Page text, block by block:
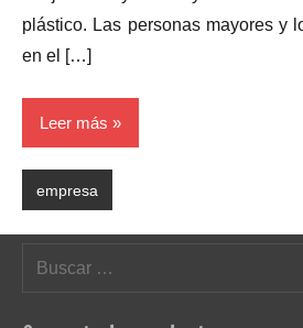
plástico. Las personas mayores y
en el […]
Leer más
empresa